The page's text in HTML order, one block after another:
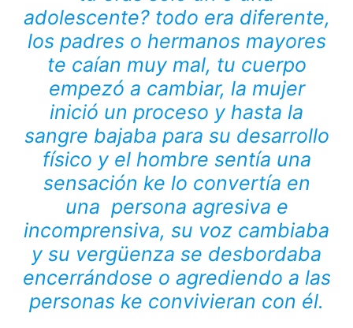
adolescente? todo era diferente,
los padres o hermanos mayores
te caían muy mal, tu cuerpo
empezó a cambiar, la mujer
inició un proceso y hasta la
sangre bajaba para su desarrollo
físico y el hombre sentía una
sensación ke lo convertía en
una persona agresiva e
incomprensiva, su voz cambiaba
y su vergüenza se desbordaba
encerrándose o agrediendo a las
personas ke convivieran con él.